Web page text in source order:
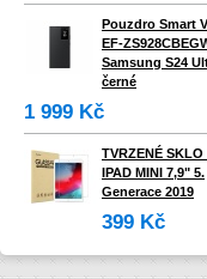
Pouzdro Smart
EF-
Samsung S24
černé
1 999 Kč
TVRZENÉ SKLO
IPAD MINI 7,9" 5.
Generace 2019
399 Kč